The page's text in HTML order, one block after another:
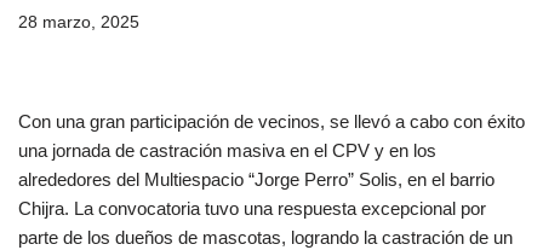
28 marzo, 2025
Con una gran participación de vecinos, se llevó a cabo con éxito
una jornada de castración masiva en el CPV y en los
alrededores del Multiespacio “Jorge Perro” Solis, en el barrio
Chijra. La convocatoria tuvo una respuesta excepcional por
parte de los dueños de mascotas, logrando la castración de un